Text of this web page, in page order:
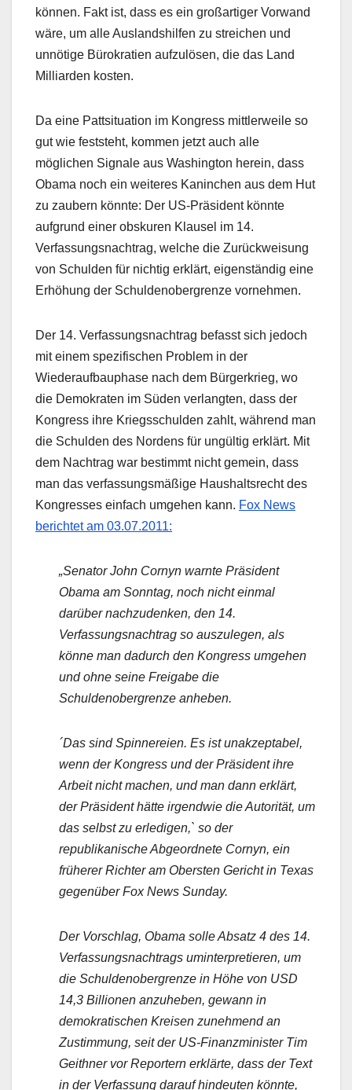
können. Fakt ist, dass es ein großartiger Vorwand
wäre, um alle Auslandshilfen zu streichen und
unnötige Bürokratien aufzulösen, die das Land
Milliarden kosten.
Da eine Pattsituation im Kongress mittlerweile so
gut wie feststeht, kommen jetzt auch alle
möglichen Signale aus Washington herein, dass
Obama noch ein weiteres Kaninchen aus dem Hut
zu zaubern könnte: Der US-Präsident könnte
aufgrund einer obskuren Klausel im 14.
Verfassungsnachtrag, welche die Zurückweisung
von Schulden für nichtig erklärt, eigenständig eine
Erhöhung der Schuldenobergrenze vornehmen.
Der 14. Verfassungsnachtrag befasst sich jedoch
mit einem spezifischen Problem in der
Wiederaufbauphase nach dem Bürgerkrieg, wo
die Demokraten im Süden verlangten, dass der
Kongress ihre Kriegsschulden zahlt, während man
die Schulden des Nordens für ungültig erklärt. Mit
dem Nachtrag war bestimmt nicht gemein, dass
man das verfassungsmäßige Haushaltsrecht des
Kongresses einfach umgehen kann. Fox News
berichtet am 03.07.2011:
„Senator John Cornyn warnte Präsident
Obama am Sonntag, noch nicht einmal
darüber nachzudenken, den 14.
Verfassungsnachtrag so auszulegen, als
könne man dadurch den Kongress umgehen
und ohne seine Freigabe die
Schuldenobergrenze anheben.
´Das sind Spinnereien. Es ist unakzeptabel,
wenn der Kongress und der Präsident ihre
Arbeit nicht machen, und man dann erklärt,
der Präsident hätte irgendwie die Autorität, um
das selbst zu erledigen,` so der
republikanische Abgeordnete Cornyn, ein
früherer Richter am Obersten Gericht in Texas
gegenüber Fox News Sunday.
Der Vorschlag, Obama solle Absatz 4 des 14.
Verfassungsnachtrags uminterpretieren, um
die Schuldenobergrenze in Höhe von USD
14,3 Billionen anzuheben, gewann in
demokratischen Kreisen zunehmend an
Zustimmung, seit der US-Finanzminister Tim
Geithner vor Reportern erklärte, dass der Text
in der Verfassung darauf hindeuten könnte,